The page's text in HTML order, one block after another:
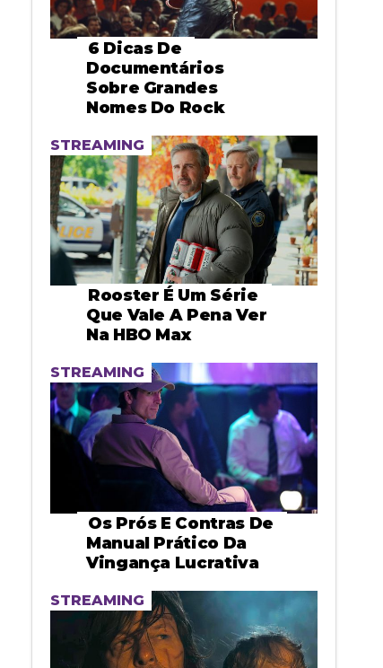
6 Dicas De
Documentários
Sobre Grandes
Nomes Do Rock
STREAMING
Rooster É Um Série
Que Vale A Pena Ver
Na HBO Max
STREAMING
Os Prós E Contras De
Manual Prático Da
Vingança Lucrativa
STREAMING